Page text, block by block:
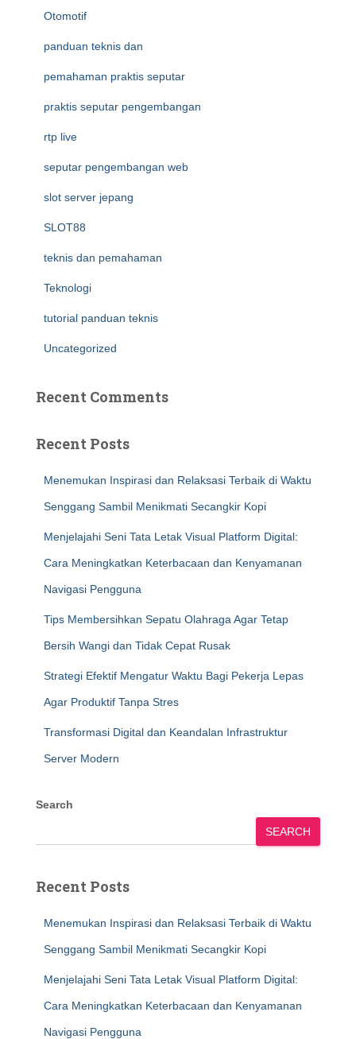
Otomotif
panduan teknis dan
pemahaman praktis seputar
praktis seputar pengembangan
rtp live
seputar pengembangan web
slot server jepang
SLOT88
teknis dan pemahaman
Teknologi
tutorial panduan teknis
Uncategorized
Recent Comments
Recent Posts
Menemukan Inspirasi dan Relaksasi Terbaik di Waktu
Senggang Sambil Menikmati Secangkir Kopi
Menjelajahi Seni Tata Letak Visual Platform Digital:
Cara Meningkatkan Keterbacaan dan Kenyamanan
Navigasi Pengguna
Tips Membersihkan Sepatu Olahraga Agar Tetap
Bersih Wangi dan Tidak Cepat Rusak
Strategi Efektif Mengatur Waktu Bagi Pekerja Lepas
Agar Produktif Tanpa Stres
Transformasi Digital dan Keandalan Infrastruktur
Server Modern
Search
SEARCH
Recent Posts
Menemukan Inspirasi dan Relaksasi Terbaik di Waktu
Senggang Sambil Menikmati Secangkir Kopi
Menjelajahi Seni Tata Letak Visual Platform Digital:
Cara Meningkatkan Keterbacaan dan Kenyamanan
Navigasi Pengguna